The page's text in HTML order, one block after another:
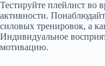
Тестируйте плейлист во
активности.
силовых тренировок, а
Индивидуальное
мотивацию.